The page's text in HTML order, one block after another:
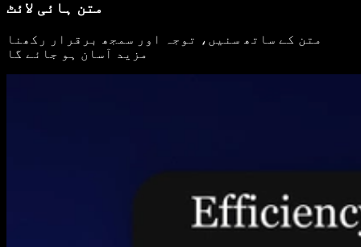
متن ہائی لائٹ
متن کے ساتھ سنیں، توجہ اور سمجھ برقرار رکھنا
مزید آسان ہو جائے گا